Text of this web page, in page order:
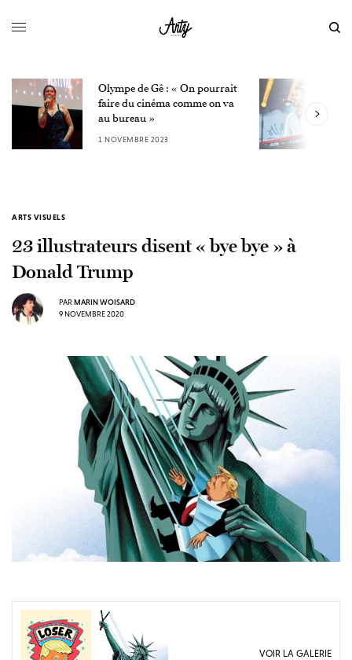
Olympe de Gê : « On pourrait
faire du cinéma comme on va
au bureau »
1 NOVEMBRE 2023
ARTS VISUELS
23 illustrateurs disent « bye bye » à
Donald Trump
PAR MARIN WOISARD
9 NOVEMBRE 2020
VOIR LA GALERIE